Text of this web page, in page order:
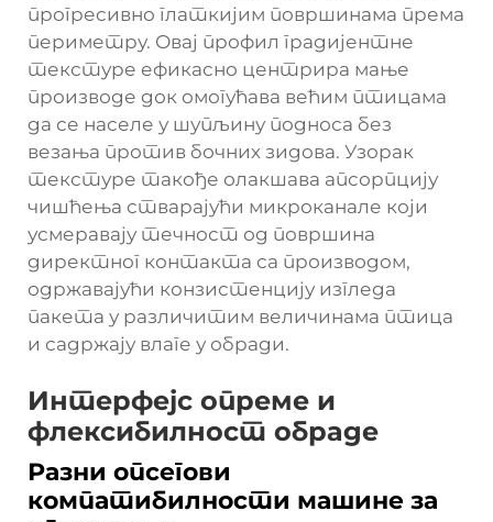
прогресивно глаткијим површинама према
периметру. Овај профил градијентне
текстуре ефикасно центрира мање
производе док омогућава већим птицама
да се населе у шупљину подноса без
везања против бочних зидова. Узорак
текстуре такође олакшава апсорпцију
чишћења стварајући микроканале који
усмеравају течност од површина
директног контакта са производом,
одржавајући конзистенцију изгледа
пакета у различитим величинама птица
и садржају влаге у обради.
Интерфејс опреме и
флексибилност обраде
Разни опсегови
компатибилности машине за